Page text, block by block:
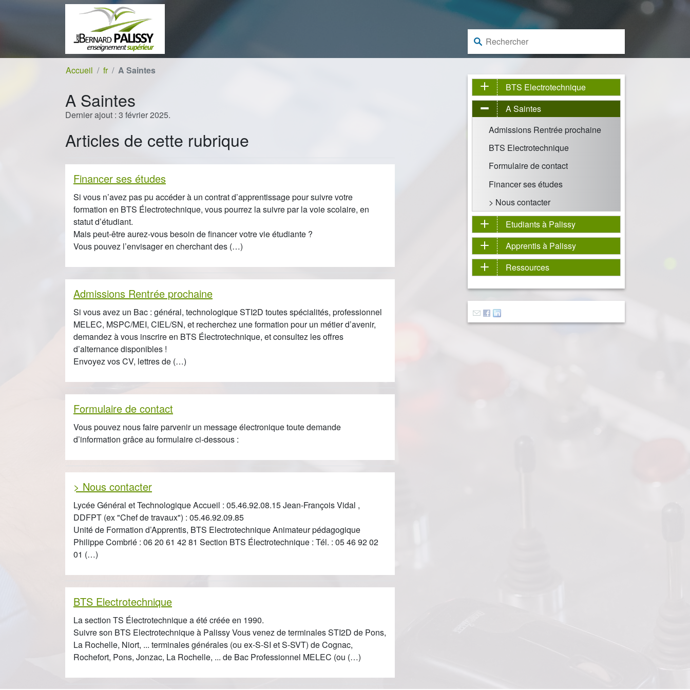
Aller à la navigation
Rechercher :
Accueil fr A Saintes
A Saintes
Dernier ajout : 3 février 2025.
Articles de cette rubrique
Financer ses études
Si vous n’avez pas pu accéder à un contrat d’apprentissage pour suivre votre
formation en BTS Électrotechnique, vous pourrez la suivre par la voie scolaire, en
statut d’étudiant.
Mais peut-être aurez-vous besoin de financer votre vie étudiante ?
Vous pouvez l’envisager en cherchant des (…)
Admissions Rentrée prochaine
Si vous avez un Bac : général, technologique STI2D toutes spécialités, professionnel
MELEC, MSPC/MEI, CIEL/SN, et recherchez une formation pour un métier d’avenir,
demandez à vous inscrire en BTS Électrotechnique, et consultez les offres
d’alternance disponibles !
Envoyez vos CV, lettres de (…)
Formulaire de contact
Vous pouvez nous faire parvenir un message électronique toute demande
d’information grâce au formulaire ci-dessous :
> Nous contacter
Lycée Général et Technologique Accueil : 05.46.92.08.15 Jean-François Vidal ,
DDFPT (ex "Chef de travaux") : 05.46.92.09.85
Unité de Formation d’Apprentis, BTS Electrotechnique Animateur pédagogique
Philippe Combrié : 06 20 61 42 81 Section BTS Électrotechnique : Tél. : 05 46 92 02
01 (…)
BTS Electrotechnique
La section TS Électrotechnique a été créée en 1990.
Suivre son BTS Electrotechnique à Palissy Vous venez de terminales STI2D de Pons,
La Rochelle, Niort, ... terminales générales (ou ex-S-SI et S-SVT) de Cognac,
Rochefort, Pons, Jonzac, La Rochelle, ... de Bac Professionnel MELEC (ou (…)
BTS Electrotechnique
A Saintes
Admissions Rentrée prochaine
BTS Electrotechnique
Formulaire de contact
Financer ses études
> Nous contacter
Etudiants à Palissy
Apprentis à Palissy
Ressources